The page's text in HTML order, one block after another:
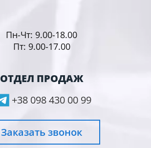
Пн-Чт: 9.00-18.00
Пт: 9.00-17.00
ОТДЕЛ ПРОДАЖ
+38 098 430 00 99
Заказать звонок